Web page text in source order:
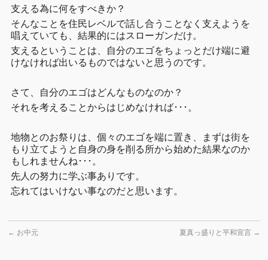
支える為に何をすべきか？
そんなことを住民レベルで話し合うことなく支えようを
唱えていても、結果的にはスローガンだけ。
支えるということは、自分のエゴをちょっとだけ端に避
けなければ出いるものではないと思うのです。
さて、自分のエゴはどんなものなのか？
それを考えることからはじめなければ･･･。
地物とのお祭りは、個々のエゴを端に置き、まずは街を
もり立てようと自身の身を削る所から始めた結果なのか
もしれませんね･･･。
先人の努力に学ぶ事ありです。
忘れてはいけない事なのだと思います。
← お中元 夏真っ盛りと平和宣言 →